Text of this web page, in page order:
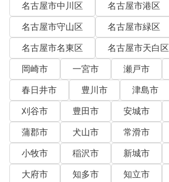
名古屋市中川区
名古屋市港区
名古屋市守山区
名古屋市緑区
名古屋市名東区
名古屋市天白区
岡崎市
一宮市 瀬戸市
春日井市
豊川市 津島市
刈谷市
豊田市 安城市
蒲郡市
犬山市 常滑市
小牧市
稲沢市 新城市
大府市
知多市 知立市